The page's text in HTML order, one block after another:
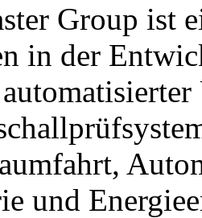
Group ist
in der
und